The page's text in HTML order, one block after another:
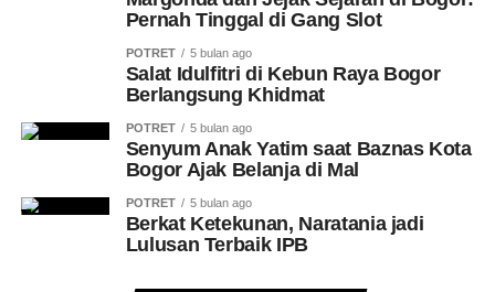
Pernah Tinggal di Gang Slot
POTRET 5 bulan ago
Salat Idulfitri di Kebun Raya Bogor
Berlangsung Khidmat
POTRET 5 bulan ago
Senyum Anak Yatim saat Baznas Kota
Bogor Ajak Belanja di Mal
POTRET 5 bulan ago
Berkat Ketekunan, Naratania jadi
Lulusan Terbaik IPB